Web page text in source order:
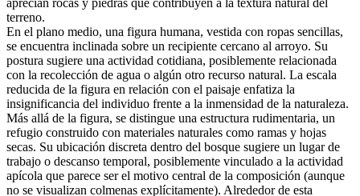
terreno.
En el plano medio, una figura humana, vestida con ropas sencillas,
se encuentra inclinada sobre un recipiente cercano al arroyo. Su
postura sugiere una actividad cotidiana, posiblemente relacionada
con la recolección de agua o algún otro recurso natural. La escala
reducida de la figura en relación con el paisaje enfatiza la
insignificancia del individuo frente a la inmensidad de la naturaleza.
Más allá de la figura, se distingue una estructura rudimentaria, un
refugio construido con materiales naturales como ramas y hojas
secas. Su ubicación discreta dentro del bosque sugiere un lugar de
trabajo o descanso temporal, posiblemente vinculado a la actividad
apícola que parece ser el motivo central de la composición (aunque
no se visualizan colmenas explícitamente). Alrededor de esta